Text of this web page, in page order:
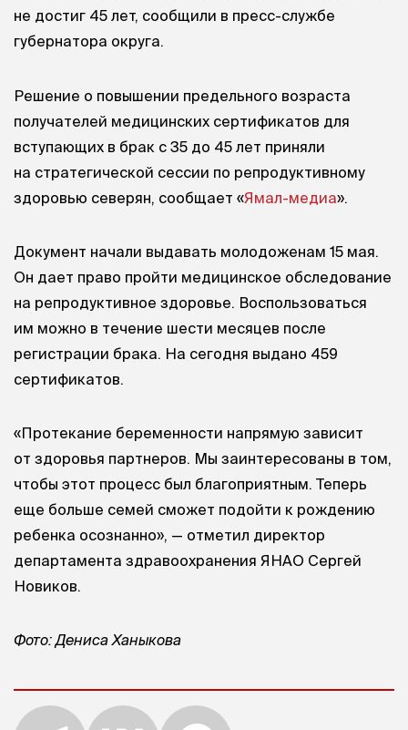
не достиг 45 лет, сообщили в пресс-службе
губернатора округа.
Решение о повышении предельного возраста
получателей медицинских сертификатов для
вступающих в брак с 35 до 45 лет приняли
на стратегической сессии по репродуктивному
здоровью северян, сообщает «Ямал-медиа».
Документ начали выдавать молодоженам 15 мая.
Он дает право пройти медицинское обследование
на репродуктивное здоровье. Воспользоваться
им можно в течение шести месяцев после
регистрации брака. На сегодня выдано 459
сертификатов.
«Протекание беременности напрямую зависит
от здоровья партнеров. Мы заинтересованы в том,
чтобы этот процесс был благоприятным. Теперь
еще больше семей сможет подойти к рождению
ребенка осознанно», — отметил директор
департамента здравоохранения ЯНАО Сергей
Новиков.
Фото: Дениса Ханыкова